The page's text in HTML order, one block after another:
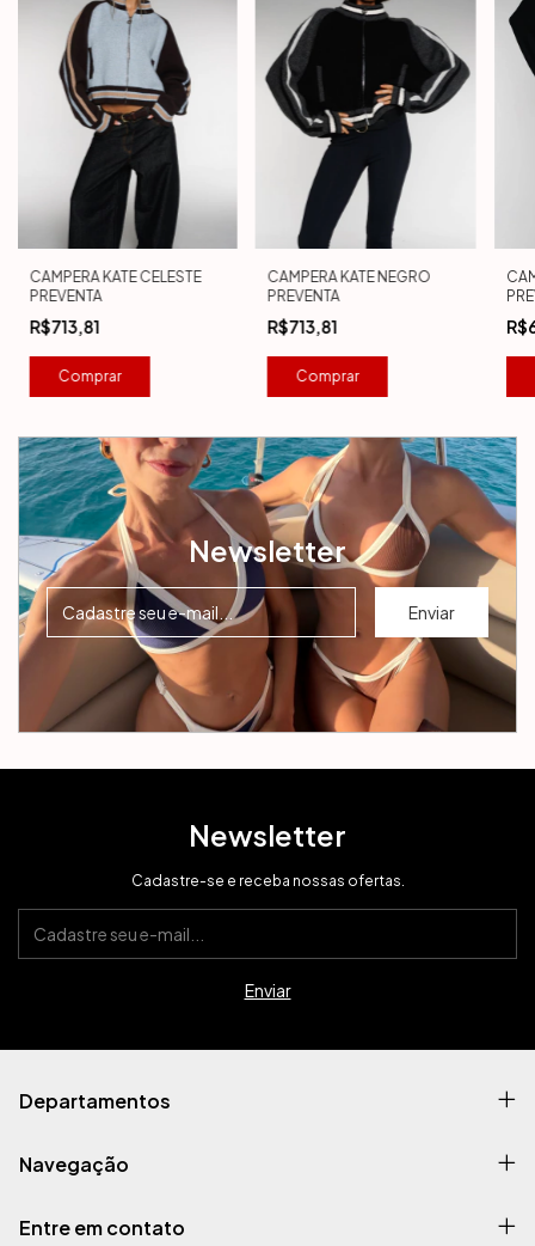
CAMPERA KATE CELESTE
PREVENTA
R$713,81
Comprar
CAMPERA KATE NEGRO
PREVENTA
R$713,81
Comprar
Newsletter
Newsletter
Cadastre-se e receba nossas ofertas.
Departamentos
Navegação
Entre em contato